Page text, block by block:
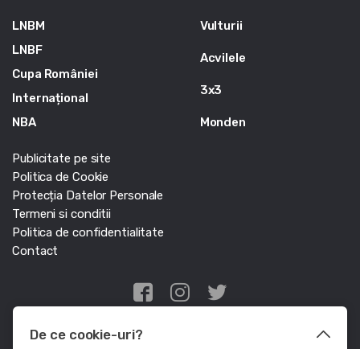
LNBM
LNBF
Cupa României
Internațional
NBA
Vulturii
Acvilele
3x3
Monden
Publicitate pe site
Politica de Cookie
Protecția Datelor Personale
Termeni si conditii
Politica de confidentialitate
Contact
Edris Digital Agency
De ce cookie-uri?